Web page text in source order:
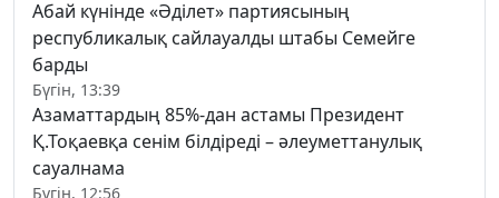
Абай күнінде «Әділет» партиясының
республикалық сайлауалды штабы Семейге
барды
Бүгін, 13:39
Азаматтардың 85%-дан астамы Президент
Қ.Тоқаевқа сенім білдіреді – әлеуметтанулық
сауалнама
Бүгін, 12:56